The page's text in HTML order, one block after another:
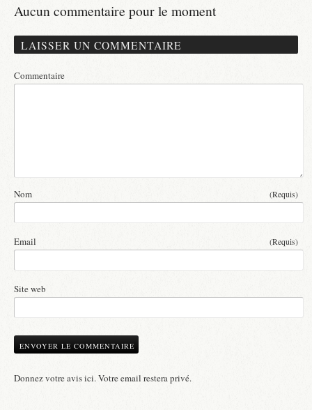
Aucun commentaire pour le moment
LAISSER UN COMMENTAIRE
Commentaire
Nom (Requis)
Email (Requis)
Site web
Donnez votre avis ici. Votre email restera privé.